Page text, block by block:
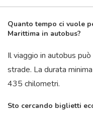
Quanto tempo ci vuole
Marittima in autobus?
Il viaggio in autobus
strade. La durata
435 chilometri.
Sto cercando biglietti